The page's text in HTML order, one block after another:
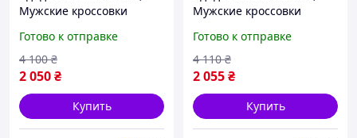
Мужские кроссовки
адидас газели
Готово к отправке
2 050₴
4 100 ₴
Купить
Мужские кроссовки
адидас газели, стильные
Готово к отправке
2 055₴
4 110 ₴
Купить